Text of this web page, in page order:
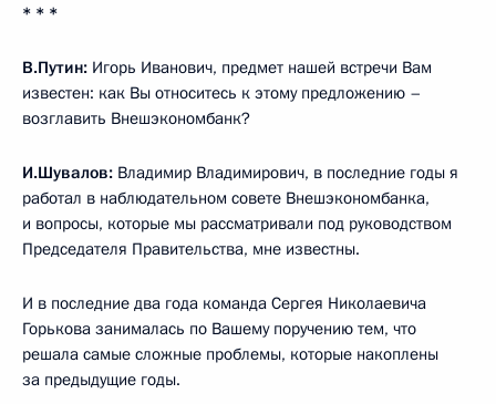
* * *
В.Путин: Игорь Иванович, предмет нашей встречи Вам
известен: как Вы относитесь к этому предложению –
возглавить Внешэкономбанк?
И.Шувалов: Владимир Владимирович, в последние годы я
работал в наблюдательном совете Внешэкономбанка,
и вопросы, которые мы рассматривали под руководством
Председателя Правительства, мне известны.
И в последние два года команда Сергея Николаевича
Горькова занималась по Вашему поручению тем, что
решала самые сложные проблемы, которые накоплены
за предыдущие годы.